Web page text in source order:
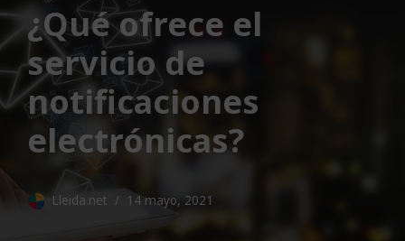
¿Qué ofrece el
servicio de
notificaciones
electrónicas?
Lleida.net 14 mayo, 2021